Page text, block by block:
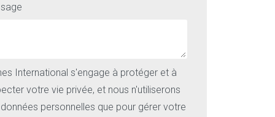
International s'engage à protéger et à
votre vie privée, et nous n'utiliserons
personnelles que pour gérer votre